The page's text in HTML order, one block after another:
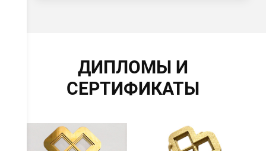
ДИПЛОМЫ И
СЕРТИФИКАТЫ